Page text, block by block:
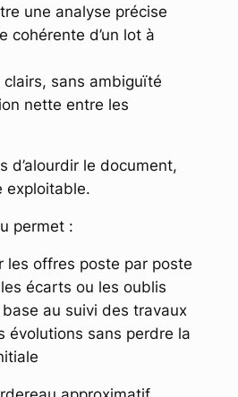
une analyse précise
cohérente d’un lot à
sans ambiguïté
nette entre les
d’alourdir le document,
exploitable.
permet :
les offres poste par poste
écarts ou les oublis
au suivi des travaux
évolutions sans perdre la